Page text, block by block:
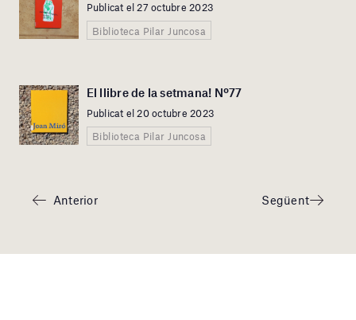
Publicat el 27 octubre 2023
Biblioteca Pilar Juncosa
El llibre de la setmana! Nº77
Publicat el 20 octubre 2023
Biblioteca Pilar Juncosa
Anterior Següent